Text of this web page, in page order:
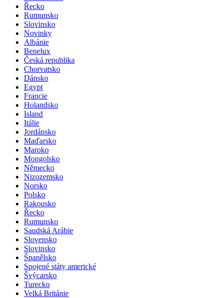
Řecko
Rumunsko
Slovinsko
Novinky
Albánie
Benelux
Česká republika
Chorvatsko
Dánsko
Egypt
Francie
Holandsko
Island
Itálie
Jordánsko
Maďarsko
Maroko
Mongolsko
Německo
Nizozemsko
Norsko
Polsko
Rakousko
Řecko
Rumunsko
Saudská Arábie
Slovensko
Slovinsko
Španělsko
Spojené státy americké
Švýcarsko
Turecko
Velká Británie